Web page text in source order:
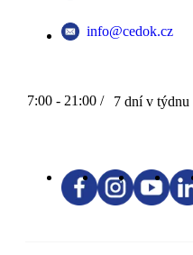
info@cedok.cz
7:00 - 21:00 / 7 dní v týdnu